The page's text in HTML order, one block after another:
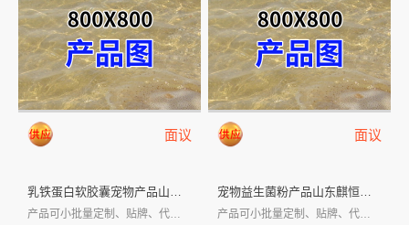
面议
产品可小批量定制、贴牌、代工，部分有现货...
面议
产品可小批量定制、贴牌、代工，部分有现货...